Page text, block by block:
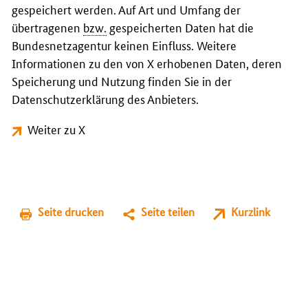
gespeichert werden. Auf Art und Umfang der
übertragenen bzw. gespeicherten Daten hat die
Bundesnetzagentur keinen Einfluss. Weitere
Informationen zu den von X erhobenen Daten, deren
Speicherung und Nutzung finden Sie in der
Datenschutzerklärung des Anbieters.
Weiter zu X
Seite drucken Seite teilen Kurzlink